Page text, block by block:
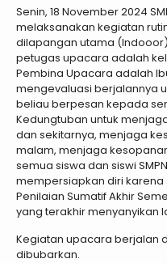
Senin, 18 November 2024
melaksanakan kegiatan
dilapangan utama
petugas upacara adalah
Pembina Upacara adalah
mengevaluasi berjalannya
beliau berpesan kepada
Kedungtuban untuk
dan sekitarnya, menjaga
malam, menjaga
semua siswa dan siswi
mempersiapkan diri
Penilaian Sumatif Akhir
yang terakhir menyanyikan
Kegiatan upacara berjalan
dibubarkan.